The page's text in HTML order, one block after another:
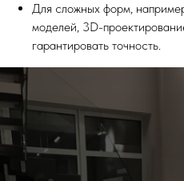
Для сложных форм,
моделей, 3D-
гарантировать точность.